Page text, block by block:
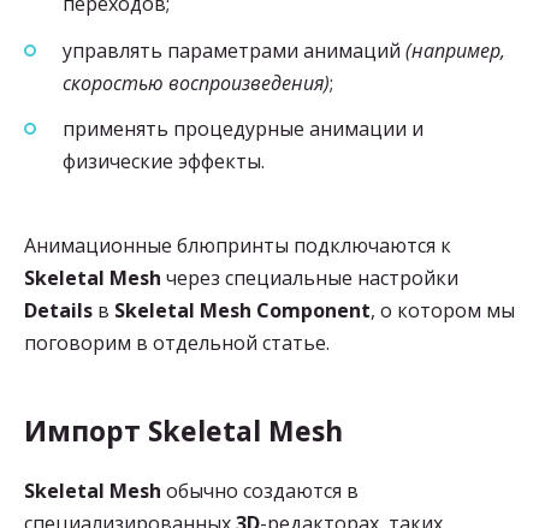
управлять параметрами анимаций (например,
скоростью воспроизведения);
применять процедурные анимации и
физические эффекты.
Анимационные блюпринты подключаются к
Skeletal Mesh через специальные настройки
Details в Skeletal Mesh Component, о котором мы
поговорим в отдельной статье.
Импорт Skeletal Mesh
Skeletal Mesh обычно создаются в